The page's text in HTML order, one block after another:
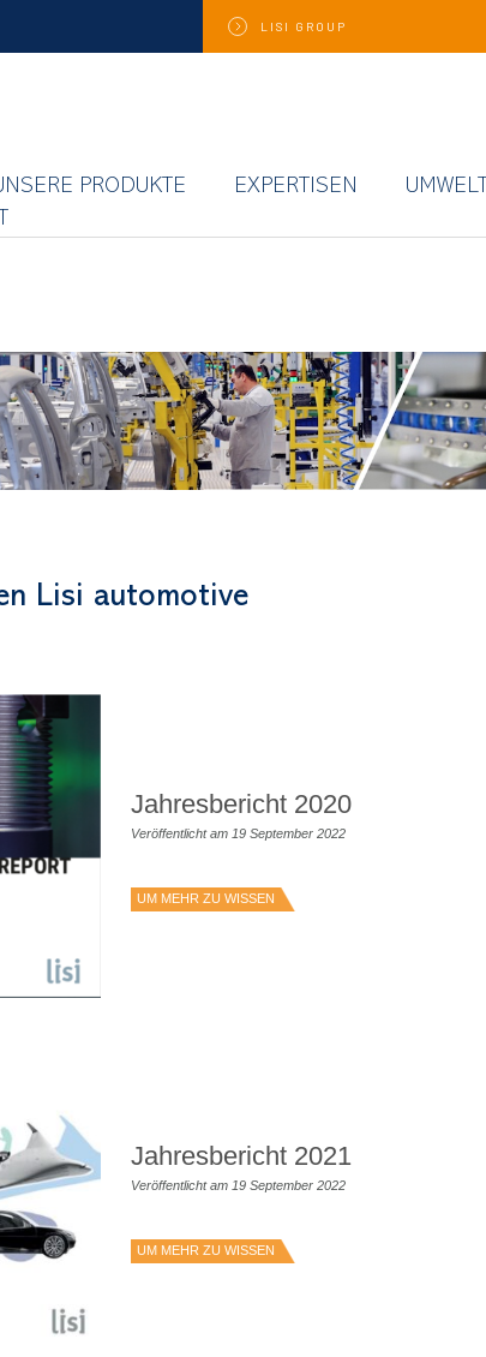
LISI GROUP
PRODUKTE EXPERTISEN UMWELT
Lisi automotive
Jahresbericht 2020
Veröffentlicht am 19 September 2022
UM MEHR ZU WISSEN
Jahresbericht 2021
Veröffentlicht am 19 September 2022
UM MEHR ZU WISSEN